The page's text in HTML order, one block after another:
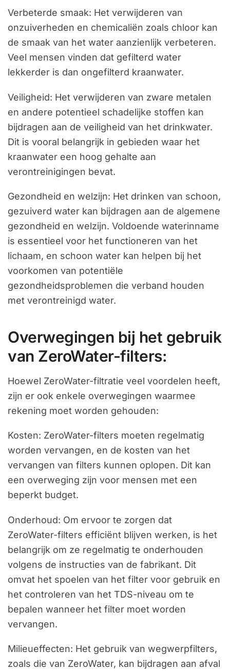
Verbeterde smaak: Het verwijderen van
onzuiverheden en chemicaliën zoals chloor kan
de smaak van het water aanzienlijk verbeteren.
Veel mensen vinden dat gefilterd water
lekkerder is dan ongefilterd kraanwater.
Veiligheid: Het verwijderen van zware metalen
en andere potentieel schadelijke stoffen kan
bijdragen aan de veiligheid van het drinkwater.
Dit is vooral belangrijk in gebieden waar het
kraanwater een hoog gehalte aan
verontreinigingen bevat.
Gezondheid en welzijn: Het drinken van schoon,
gezuiverd water kan bijdragen aan de algemene
gezondheid en welzijn. Voldoende waterinname
is essentieel voor het functioneren van het
lichaam, en schoon water kan helpen bij het
voorkomen van potentiële
gezondheidsproblemen die verband houden
met verontreinigd water.
Overwegingen bij het gebruik
van ZeroWater-filters:
Hoewel ZeroWater-filtratie veel voordelen heeft,
zijn er ook enkele overwegingen waarmee
rekening moet worden gehouden:
Kosten: ZeroWater-filters moeten regelmatig
worden vervangen, en de kosten van het
vervangen van filters kunnen oplopen. Dit kan
een overweging zijn voor mensen met een
beperkt budget.
Onderhoud: Om ervoor te zorgen dat
ZeroWater-filters efficiënt blijven werken, is het
belangrijk om ze regelmatig te onderhouden
volgens de instructies van de fabrikant. Dit
omvat het spoelen van het filter voor gebruik en
het controleren van het TDS-niveau om te
bepalen wanneer het filter moet worden
vervangen.
Milieueffecten: Het gebruik van wegwerpfilters,
zoals die van ZeroWater, kan bijdragen aan afval